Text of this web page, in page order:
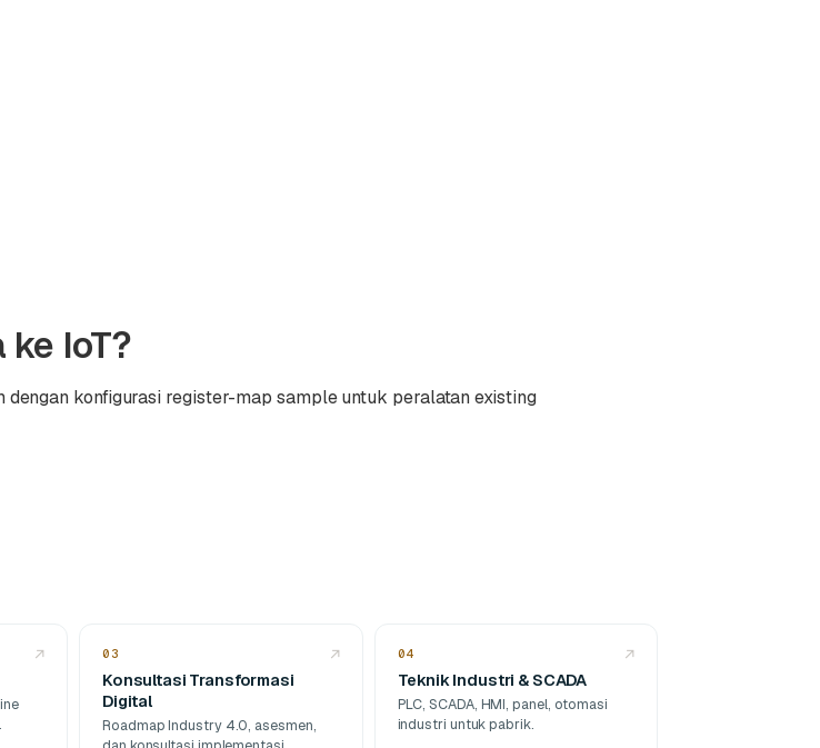
IoT?
konfigurasi register-map sample untuk peralatan existing
↗ ↗
03
Konsultasi Transformasi
Digital
Roadmap Industry 4.0, asesmen,
↗
04
Teknik Industri & SCADA
PLC, SCADA, HMI, panel, otomasi
industri untuk pabrik.